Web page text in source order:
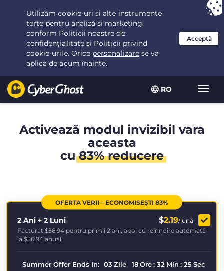
RO
Ai ales:Cea mai bună ofertăpentru 2.1666666666667ani la $
Activează modul invizibil vara
aceasta
cu83% reducere
OFERTA VERII – ECONOMISEȘTI 83%
2 Ani + 2 Luni $2.19/lună
Facturat $56.94 pentru primii 2 ani, apoi cu reînnoire automată
la $56.94 anual
Summer Offer Ends In: 03 Zile 18Ore: 32 Min : 25Sec